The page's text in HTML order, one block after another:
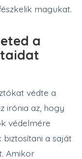
magukat.
a
védte a
irónia az, hogy
védelmére
a saját
Amikor